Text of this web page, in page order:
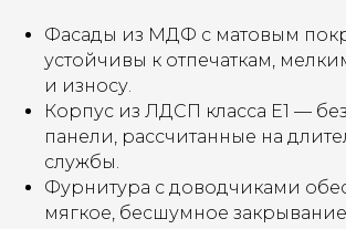
Фасады из МДФ с матовым
устойчивы к отпечаткам,
и износу.
Корпус из ЛДСП класса Е1 —
панели, рассчитанные на
службы.
Фурнитура с доводчиками
мягкое, бесшумное